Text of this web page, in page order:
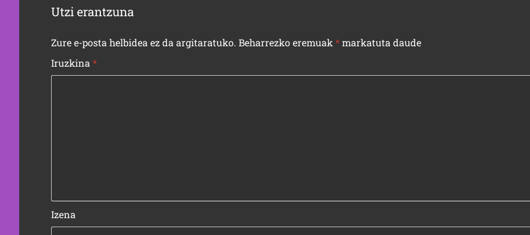
Utzi erantzuna
Zure e-posta helbidea ez da argitaratuko. Beharrezko eremuak*markatuta daude
Iruzkina*
Izena